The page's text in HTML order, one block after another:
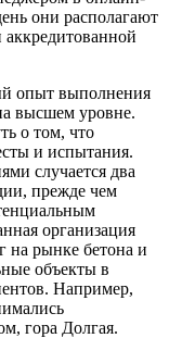
они располагают
аккредитованной
опыт выполнения
высшем уровне.
о том, что
и испытания.
случается два
прежде чем
организация
на рынке бетона и
объекты в
Например,
гора Долгая.